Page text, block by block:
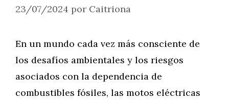
23/07/2024 por Caitriona
En un mundo cada vez más consciente de
los desafíos ambientales y los riesgos
asociados con la dependencia de
combustibles fósiles, las motos eléctricas